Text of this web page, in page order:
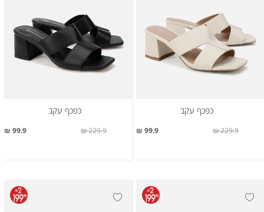
כפכף עקב
99.9 ₪ 229.9 ₪
כפכף עקב
99.9 ₪ 229.9 ₪